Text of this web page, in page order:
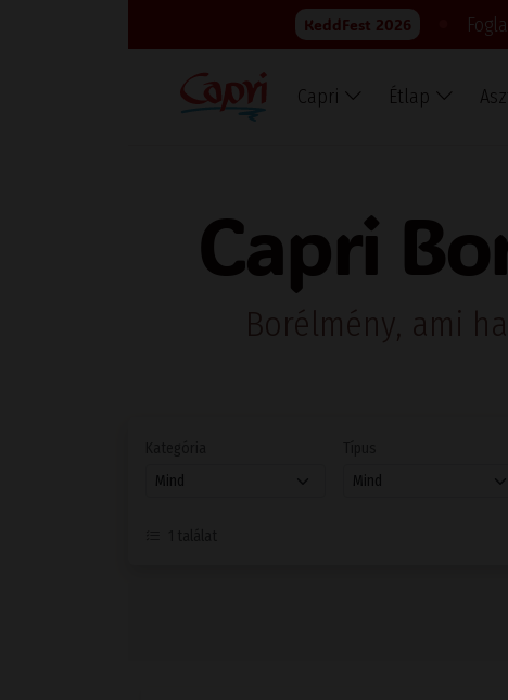
KeddFest 2026
Capri Étlap
Capri
Borélmény, ami